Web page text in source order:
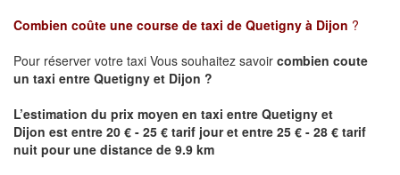
Combien coûte une course de taxi de Quetigny à Dijon ?
Pour réserver votre taxi Vous souhaitez savoir combien coute
un taxi entre Quetigny et Dijon ?
L’estimation du prix moyen en taxi entre Quetigny et
Dijon est entre 20 € - 25 € tarif jour et entre 25 € - 28 € tarif
nuit pour une distance de 9.9 km